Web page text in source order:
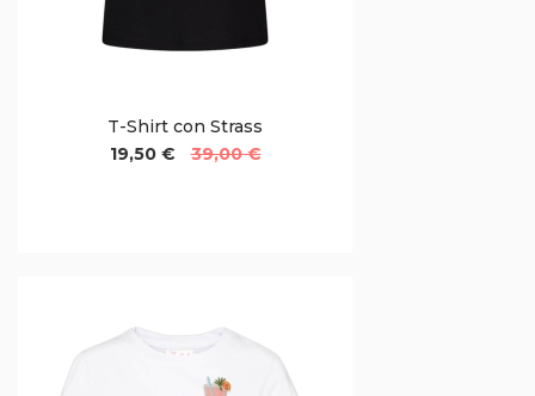
T-Shirt con Strass
19,50 €
39,00 €